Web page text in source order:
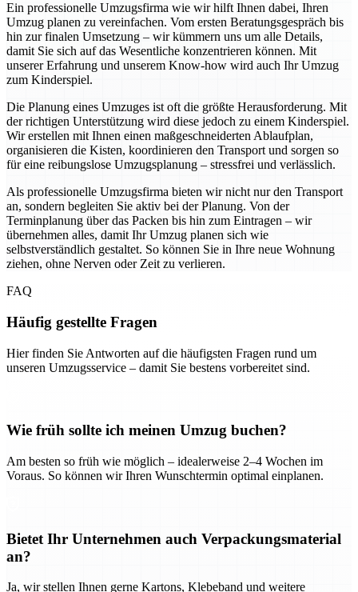
Ein professionelle Umzugsfirma wie wir hilft Ihnen dabei, Ihren
Umzug planen zu vereinfachen. Vom ersten Beratungsgespräch bis
hin zur finalen Umsetzung – wir kümmern uns um alle Details,
damit Sie sich auf das Wesentliche konzentrieren können. Mit
unserer Erfahrung und unserem Know-how wird auch Ihr Umzug
zum Kinderspiel.
Die Planung eines Umzuges ist oft die größte Herausforderung. Mit
der richtigen Unterstützung wird diese jedoch zu einem Kinderspiel.
Wir erstellen mit Ihnen einen maßgeschneiderten Ablaufplan,
organisieren die Kisten, koordinieren den Transport und sorgen so
für eine reibungslose Umzugsplanung – stressfrei und verlässlich.
Als professionelle Umzugsfirma bieten wir nicht nur den Transport
an, sondern begleiten Sie aktiv bei der Planung. Von der
Terminplanung über das Packen bis hin zum Eintragen – wir
übernehmen alles, damit Ihr Umzug planen sich wie
selbstverständlich gestaltet. So können Sie in Ihre neue Wohnung
ziehen, ohne Nerven oder Zeit zu verlieren.
FAQ
Häufig gestellte Fragen
Hier finden Sie Antworten auf die häufigsten Fragen rund um
unseren Umzugsservice – damit Sie bestens vorbereitet sind.
Wie früh sollte ich meinen Umzug buchen?
Am besten so früh wie möglich – idealerweise 2–4 Wochen im
Voraus. So können wir Ihren Wunschtermin optimal einplanen.
Bietet Ihr Unternehmen auch Verpackungsmaterial
an?
Ja, wir stellen Ihnen gerne Kartons, Klebeband und weitere